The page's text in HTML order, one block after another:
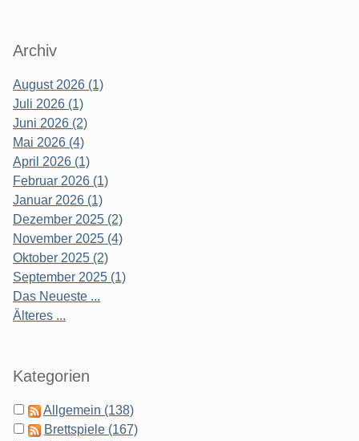
Archiv
August 2026 (1)
Juli 2026 (1)
Juni 2026 (2)
Mai 2026 (4)
April 2026 (1)
Februar 2026 (1)
Januar 2026 (1)
Dezember 2025 (2)
November 2025 (4)
Oktober 2025 (2)
September 2025 (1)
Das Neueste ...
Älteres ...
Kategorien
Allgemein (138)
Brettspiele (167)